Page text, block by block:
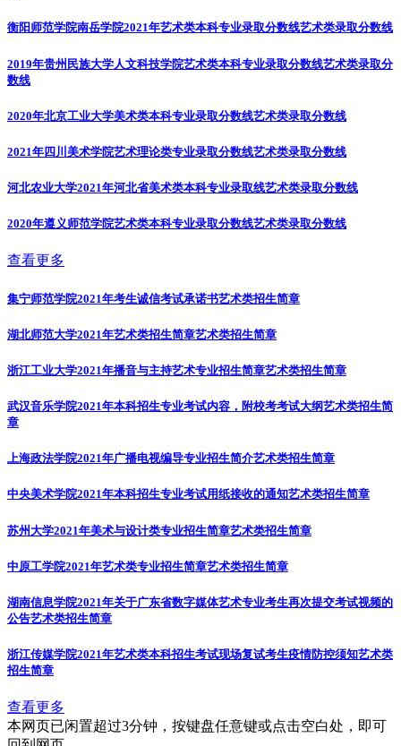
衡阳师范学院南岳学院2021年艺术类本科专业录取分数线艺术类录取分数线
2019年贵州民族大学人文科技学院艺术类本科专业录取分数线艺术类录取分
数线
2020年北京工业大学美术类本科专业录取分数线艺术类录取分数线
2021年四川美术学院艺术理论类专业录取分数线艺术类录取分数线
河北农业大学2021年河北省美术类本科专业录取线艺术类录取分数线
2020年遵义师范学院艺术类本科专业录取分数线艺术类录取分数线
查看更多
集宁师范学院2021年考生诚信考试承诺书艺术类招生简章
湖北师范大学2021年艺术类招生简章艺术类招生简章
浙江工业大学2021年播音与主持艺术专业招生简章艺术类招生简章
武汉音乐学院2021年本科招生专业考试内容，附校考考试大纲艺术类招生简
章
上海政法学院2021年广播电视编导专业招生简介艺术类招生简章
中央美术学院2021年本科招生专业考试用纸接收的通知艺术类招生简章
苏州大学2021年美术与设计类专业招生简章艺术类招生简章
中原工学院2021年艺术类专业招生简章艺术类招生简章
湖南信息学院2021年关于广东省数字媒体艺术专业考生再次提交考试视频的
公告艺术类招生简章
浙江传媒学院2021年艺术类本科招生考试现场复试考生疫情防控须知艺术类
招生简章
查看更多
本网页已闲置超过3分钟，按键盘任意键或点击空白处，即可